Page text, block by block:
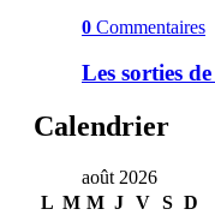
0 Commentaires
Les sorties
Calendrier
août 2026
L M M J V S D